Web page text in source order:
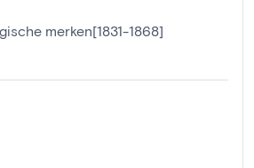
merken[1831-1868]